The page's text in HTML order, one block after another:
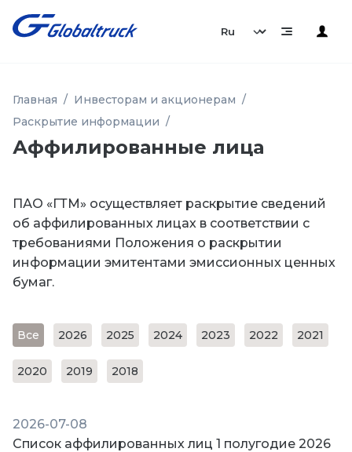
Главная
Инвесторам и акционерам
Раскрытие информации
Аффилированные лица
ПАО «ГТМ» осуществляет раскрытие сведений
об аффилированных лицах в соответствии с
требованиями Положения о раскрытии
информации эмитентами эмиссионных ценных
бумаг.
Все 2026 2025 2024 2023 2022 2021
2020 2019 2018
2026-07-08
Список аффилированных лиц 1 полугодие 2026